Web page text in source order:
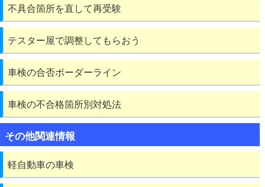
不具合箇所を直して再受験
テスター屋で調整してもらおう
車検の合否ボーダーライン
車検の不合格箇所別対処法
その他関連情報
軽自動車の車検